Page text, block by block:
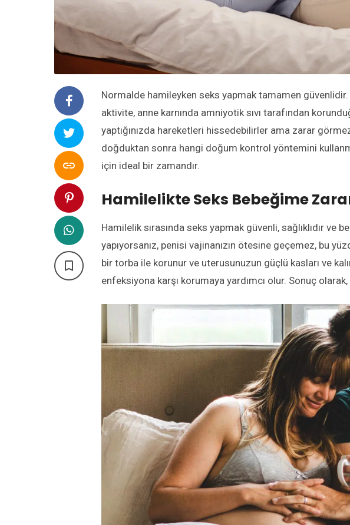


Normalde hamileyken seks yapmak tamamen
aktivite, anne karnında amniyotik sıvı tarafından
yaptığınızda hareketleri hissedebilirler ama zarar
doğduktan sonra hangi doğum kontrol yöntemini
için ideal bir zamandır.
Hamilelikte Seks Bebeğime
Hamilelik sırasında seks yapmak güvenli, sağlıklıdır ve
yapıyorsanız, penisi vajinanızın ötesine geçemez, bu
bir torba ile korunur ve uterusunuzun güçlü kasları ve
enfeksiyona karşı korumaya yardımcı olur. Sonuç